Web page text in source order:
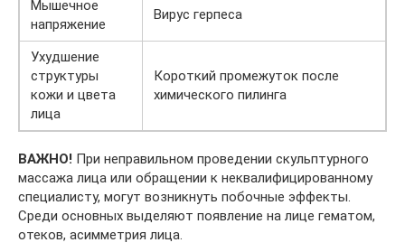
Мышечное
напряжение
Вирус герпеса
Ухудшение
структуры
кожи и цвета
лица
Короткий промежуток после
химического пилинга
ВАЖНО! При неправильном проведении скульптурного
массажа лица или обращении к неквалифицированному
специалисту, могут возникнуть побочные эффекты.
Среди основных выделяют появление на лице гематом,
отеков, асимметрия лица.